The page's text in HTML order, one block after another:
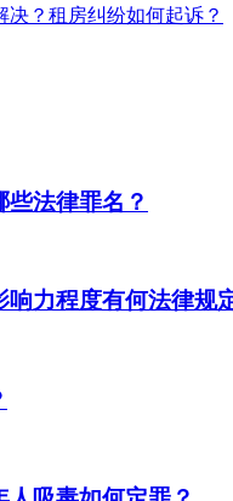
？租房纠纷如何起诉？
些法律罪名？
力程度有何法律规